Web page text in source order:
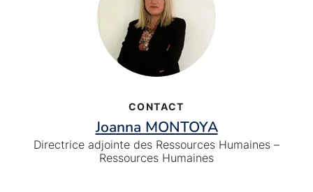
CONTACT
Joanna MONTOYA
Directrice adjointe des Ressources Humaines –
Ressources Humaines